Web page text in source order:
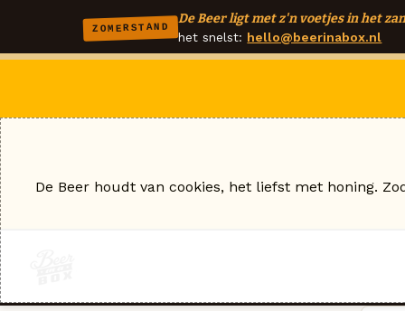
ZOMERSTAND
De Beer ligt met z'n voetjes in het
het snelst: hello@beerinabox.nl
De Beer houdt van cookies, het liefst met honing.